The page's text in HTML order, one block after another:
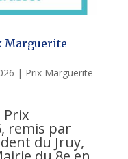
Marguerite
| Prix Marguerite
Prix
remis par
du Jruy,